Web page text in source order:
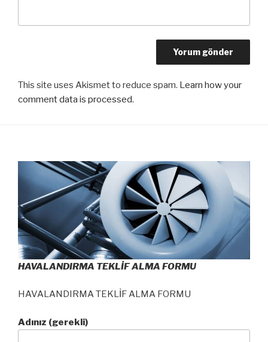
This site uses Akismet to reduce spam. Learn how your
comment data is processed.
HAVALANDIRMA TEKLİF ALMA FORMU
HAVALANDIRMA TEKLİF ALMA FORMU
Adınız (gerekli)